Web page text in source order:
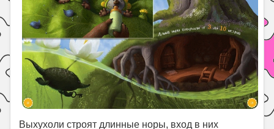
Выхухоли строят длинные норы, вход в них